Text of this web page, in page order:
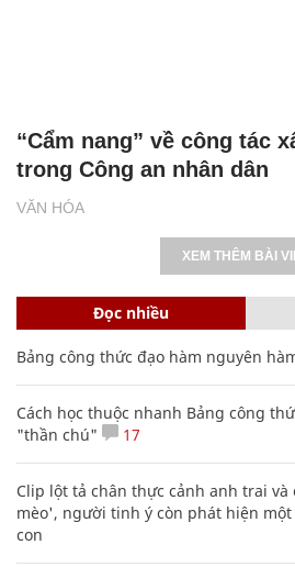
VĂN HÓA
“Cẩm nang” về công tác
trong Công an nhân dân
XEM THÊM BÀI
Đọc nhiều
Bảng công thức đạo hàm nguyên
Cách học thuộc nhanh Bảng công
"thần chú"
17
Clip lột tả chân thực cảnh anh trai
mèo', người tinh ý còn phát hiện
con